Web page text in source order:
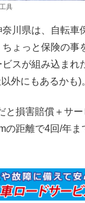
具
川県は、自転車
ょっと保険の事
スが組み込まれ
外にもあるかも)
損害賠償＋サー
の距離で4回/年